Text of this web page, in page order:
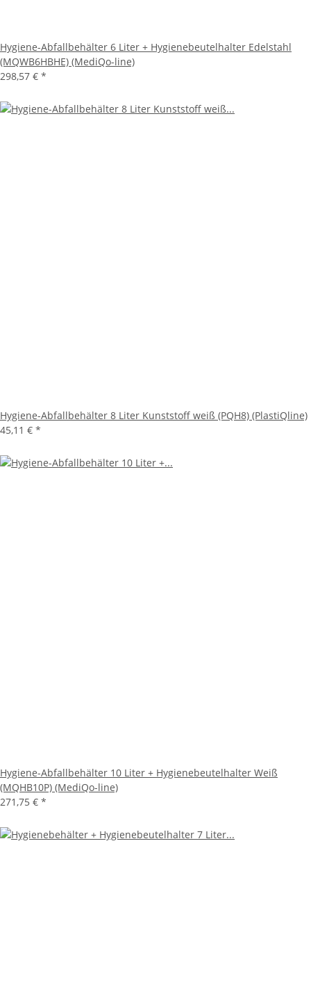
Hygiene-Abfallbehälter 6 Liter + Hygienebeutelhalter Edelstahl
(MQWB6HBHE) (MediQo-line)
298,57 € *
Hygiene-Abfallbehälter 8 Liter Kunststoff weiß (PQH8) (PlastiQline)
45,11 € *
Hygiene-Abfallbehälter 10 Liter + Hygienebeutelhalter Weiß
(MQHB10P) (MediQo-line)
271,75 € *